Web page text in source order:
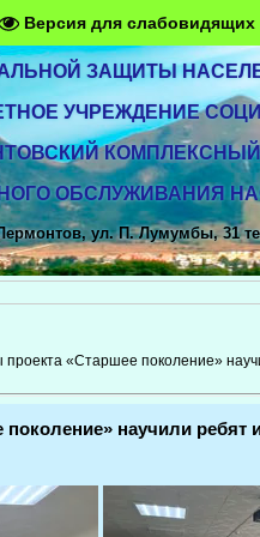
Версия для слабовидящих
ЗАЩИТЫ
УЧРЕЖДЕНИЕ
ОБСЛУЖИВАНИЯ
ул. П. Лумумбы, 31
проекта «Старшее поколение»
научили ребят